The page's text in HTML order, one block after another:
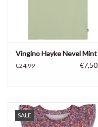
Vingino Hayke Nevel Mint
€24,99 €7,50
SALE